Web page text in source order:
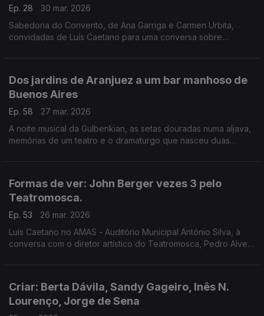
Ep. 28
30 mar. 2026
Sabedoria do Convento, de Ana Garriga e Carmen Urbita,
convidadas de Luís Caetano para uma conversa sobre
Dos jardins de Aranjuez a um bar manhoso de
Buenos Aires
Ep. 58
27 mar. 2026
A noite musical da Gulbenkian, as setas douradas numa aljava,
memórias de um teatro e o dramaturgo que nasceu duas
Formas de ver: John Berger vezes 3 pelo
Teatromosca.
Ep. 53
26 mar. 2026
Luís Caetano no AMAS - Auditório Municipal António Silva, à
conversa com o diretor artístico do Teatromosca, Pedro Alves,
Criar: Berta Dávila, Sandy Gageiro, Inês N.
Lourenço, Jorge de Sena